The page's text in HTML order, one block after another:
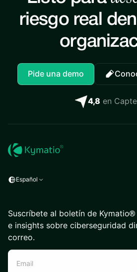
riesgo real
Pide una demo
4,8 en
Español
Suscríbete al boletín de
e insights sobre ciberseguridad
correo.